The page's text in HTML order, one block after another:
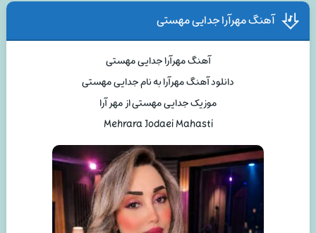
آهنگ مهرآرا جدایی مهستی
آهنگ مهرآرا جدایی مهستی
دانلود آهنگ مهرآرا به نام جدایی مهستی
موزیک جدایی مهستی از مهر آرا
Mehrara Jodaei Mahasti